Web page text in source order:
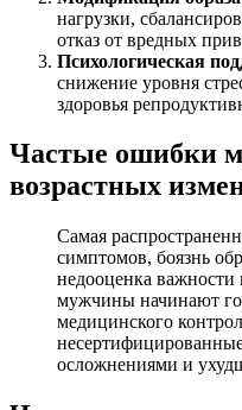
нагрузки,
отказ от вредных
Психологическая
снижение уровня
здоровья
Частые ошибки
возрастных
Самая
симптомов, боязнь
недооценка
мужчины начинают
медицинского
осложнениями и